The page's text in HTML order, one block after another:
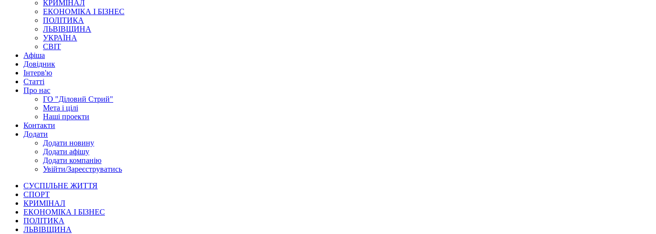
КРИМІНАЛ
ЕКОНОМІКА І БІЗНЕС
ПОЛІТИКА
ЛЬВІВЩИНА
УКРАЇНА
СВІТ
Афіша
Довідник
Інтерв'ю
Статті
Про нас
ГО "Діловий Стрий"
Мета і цілі
Наші проекти
Контакти
Додати
Додати новину
Додати афішу
Додати компанію
Увійти/Зареєструватись
СУСПІЛЬНЕ ЖИТТЯ
СПОРТ
КРИМІНАЛ
ЕКОНОМІКА І БІЗНЕС
ПОЛІТИКА
ЛЬВІВЩИНА